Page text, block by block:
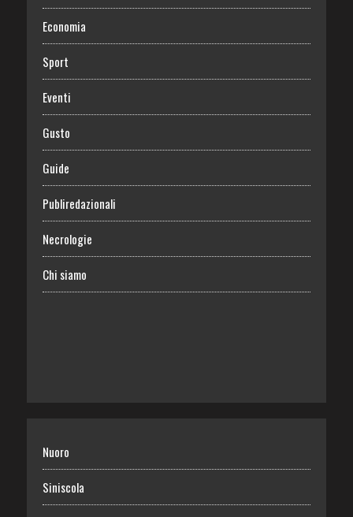
Economia
Sport
Eventi
Gusto
Guide
Publiredazionali
Necrologie
Chi siamo
Nuoro
Siniscola